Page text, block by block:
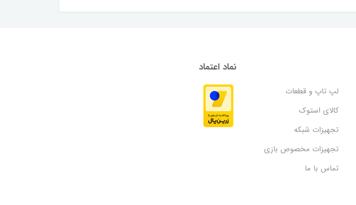
لپ تاپ و قطعات
کالای استوک
تجهیزات شبکه
تجهیزات مخصوص بازی
تماس با ما
نماد اعتماد